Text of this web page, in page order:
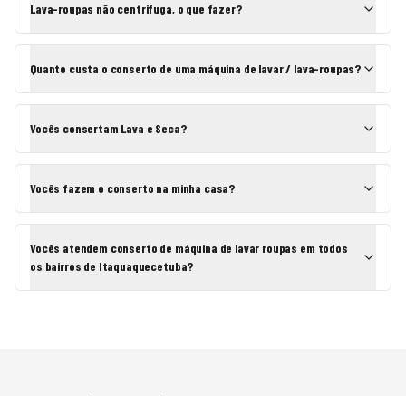
Lava-roupas não centrifuga, o que fazer?
Quanto custa o conserto de uma máquina de lavar / lava-roupas?
Vocês consertam Lava e Seca?
Vocês fazem o conserto na minha casa?
Vocês atendem conserto de máquina de lavar roupas em todos
os bairros de Itaquaquecetuba?